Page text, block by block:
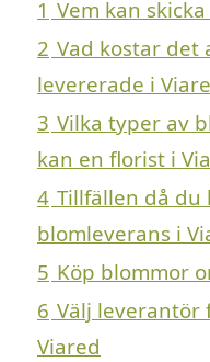
1 Vem kan
2 Vad kostar det
levererade i
3 Vilka typer av
kan en florist i
4 Tillfällen då du
blomleverans i
5 Köp blommor
6 Välj leverantör
Viared